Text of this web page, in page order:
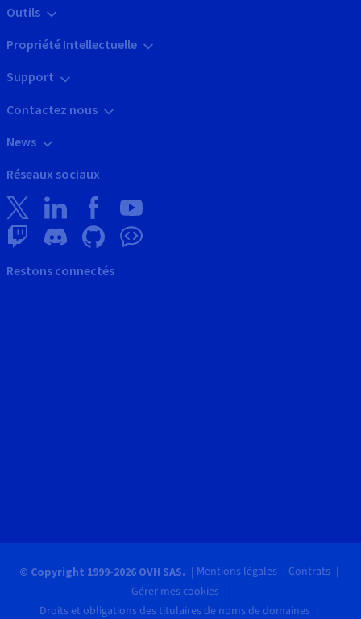
Outils
Propriété Intellectuelle
Support
Contactez nous
News
Réseaux sociaux
Restons connectés
© Copyright 1999-2026 OVH SAS. Mentions légales
Contrats
Gérer mes cookies
Droits et obligations des titulaires de noms de domaines